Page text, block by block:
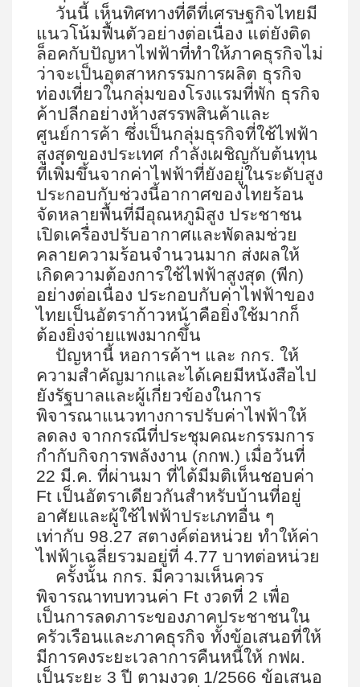
วันนี้ เห็นทิศทางที่ดีที่เศรษฐกิจไทยมี
แนวโน้มฟื้นตัวอย่างต่อเนื่อง แต่ยังติด
ล็อคกับปัญหาไฟฟ้าที่ทำให้ภาคธุรกิจไม่
ว่าจะเป็นอุตสาหกรรมการผลิต ธุรกิจ
ท่องเที่ยวในกลุ่มของโรงแรมที่พัก ธุรกิจ
ค้าปลีกอย่างห้างสรรพสินค้าและ
ศูนย์การค้า ซึ่งเป็นกลุ่มธุรกิจที่ใช้ไฟฟ้า
สูงสุดของประเทศ กำลังเผชิญกับต้นทุน
ที่เพิ่มขึ้นจากค่าไฟฟ้าที่ยังอยู่ในระดับสูง
ประกอบกับช่วงนี้อากาศของไทยร้อน
จัดหลายพื้นที่มีอุณหภูมิสูง ประชาชน
เปิดเครื่องปรับอากาศและพัดลมช่วย
คลายความร้อนจำนวนมาก ส่งผลให้
เกิดความต้องการใช้ไฟฟ้าสูงสุด (พีก)
อย่างต่อเนื่อง ประกอบกับค่าไฟฟ้าของ
ไทยเป็นอัตราก้าวหน้าคือยิ่งใช้มากก็
ต้องยิ่งจ่ายแพงมากขึ้น
ปัญหานี้ หอการค้าฯ และ กกร. ให้
ความสำคัญมากและได้เคยมีหนังสือไป
ยังรัฐบาลและผู้เกี่ยวข้องในการ
พิจารณาแนวทางการปรับค่าไฟฟ้าให้
ลดลง จากกรณีที่ประชุมคณะกรรมการ
กำกับกิจการพลังงาน (กกพ.) เมื่อวันที่
22 มี.ค. ที่ผ่านมา ที่ได้มีมติเห็นชอบค่า
Ft เป็นอัตราเดียวกันสำหรับบ้านที่อยู่
อาศัยและผู้ใช้ไฟฟ้าประเภทอื่น ๆ
เท่ากับ 98.27 สตางค์ต่อหน่วย ทำให้ค่า
ไฟฟ้าเฉลี่ยรวมอยู่ที่ 4.77 บาทต่อหน่วย
ครั้งนั้น กกร. มีความเห็นควร
พิจารณาทบทวนค่า Ft งวดที่ 2 เพื่อ
เป็นการลดภาระของภาคประชาชนใน
ครัวเรือนและภาคธุรกิจ ทั้งข้อเสนอที่ให้
มีการคงระยะเวลาการคืนหนี้ให้ กฟผ.
เป็นระยะ 3 ปี ตามงวด 1/2566 ข้อเสนอ